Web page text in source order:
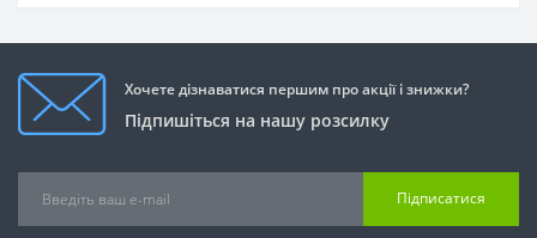
Хочете дізнаватися першим про акції і знижки?
Підпишіться на нашу розсилку
Підписатися